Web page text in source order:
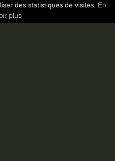
des statistiques de visites. En
plus